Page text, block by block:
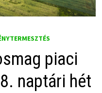
piaci
naptári hét